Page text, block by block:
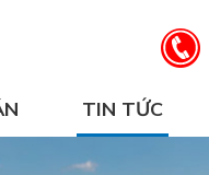
TIN TỨC